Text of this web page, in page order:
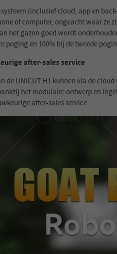
(inclusief cloud, app en
of computer, ongeacht waar ze
het gazon goed wordt
poging en 100% bij de tweede
after-sales service
de UNICUT H1 kunnen via de
het modulaire ontwerp en
after-sales service.